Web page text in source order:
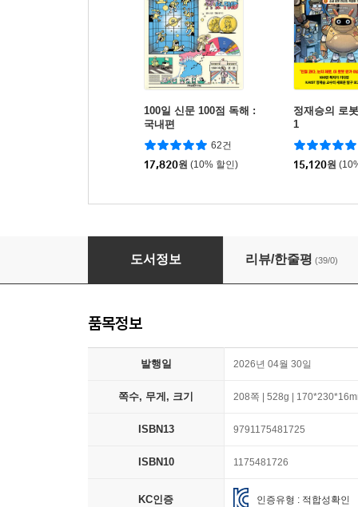
100일 신문 100점 독해 :
국내편
62건
17,820원 (10% 할인)
정재승의 로
1
15,120원
100일 신문 100점 독해 : 국제편
도서정보 리뷰/한줄평 (39/0)
품목정보
발행일 2026년 04월 30일
쪽수, 무게, 크기 208쪽 | 528g |
ISBN13 9791175481725
ISBN10 1175481726
KC인증 인증유형 : 적합성확인